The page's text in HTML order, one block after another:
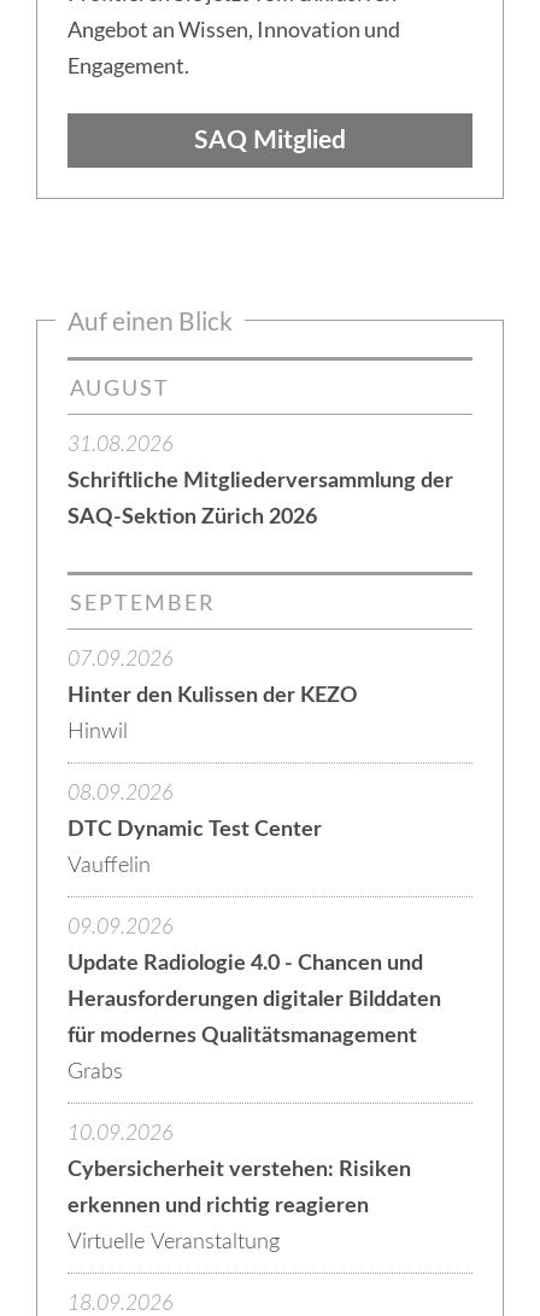
Angebot an Wissen, Innovation und
Engagement.
SAQ Mitglied
Auf einen Blick
AUGUST
31.08.2026
Schriftliche Mitgliederversammlung der
SAQ-Sektion Zürich 2026
SEPTEMBER
07.09.2026
Hinter den Kulissen der KEZO
Hinwil
08.09.2026
DTC Dynamic Test Center
Vauffelin
09.09.2026
Update Radiologie 4.0 - Chancen und
Herausforderungen digitaler Bilddaten
für modernes Qualitätsmanagement
Grabs
10.09.2026
Cybersicherheit verstehen: Risiken
erkennen und richtig reagieren
Virtuelle Veranstaltung
18.09.2026